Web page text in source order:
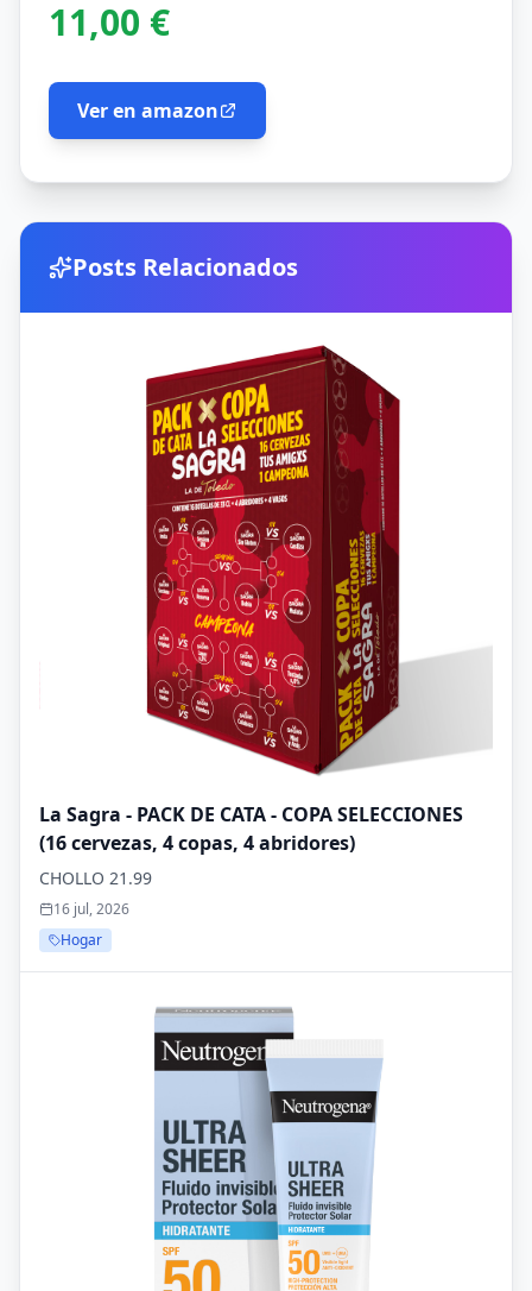
11,00 €
Ver en amazon
Posts Relacionados
La Sagra - PACK DE CATA - COPA SELECCIONES
(16 cervezas, 4 copas, 4 abridores)
CHOLLO 21.99
16 jul, 2026
Hogar